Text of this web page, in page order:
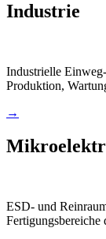
Industrie
Industrielle
Produktion,
→
ESD- und